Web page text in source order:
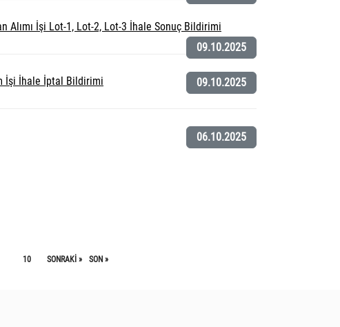
Alımı İşi Lot-1, Lot-2, Lot-3 İhale Sonuç Bildirimi
09.10.2025
İşi İhale İptal Bildirimi 09.10.2025
06.10.2025
10 SONRAKI » SON »